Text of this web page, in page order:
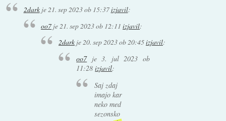
2darkje21. sep 2023 ob 15:37izjavil:
oo7je 21. sep 2023 ob 12:11 izjavil:
2darkje20. sep 2023 ob 20:45izjavil:
oo7je 3. jul 2023 ob
11:28 izjavil:
Saj zdaj
imajo kar
neko med
sezonsko